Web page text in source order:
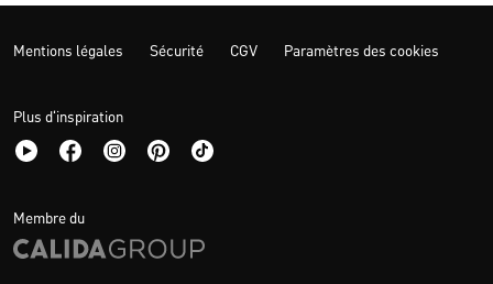
Mentions légales Sécurité CGV Paramètres des cookies
Plus d‘inspiration
Membre du